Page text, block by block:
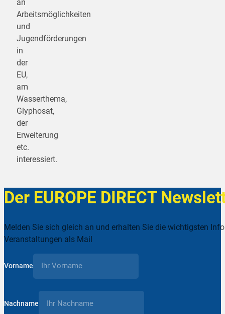
an
Arbeitsmöglichkeiten
und
Jugendförderungen
in
der
EU,
am
Wasserthema,
Glyphosat,
der
Erweiterung
etc.
interessiert.
Der EUROPE DIRECT
Melden Sie sich gleich an und erhalten Sie die wichtigsten
Veranstaltungen als Mail
Vorname
Nachname